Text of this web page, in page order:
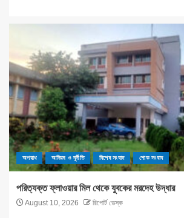
অপরাধ অনিয়ম ও দূর্নীতি বিশেষ সংবাদ শোক সংবাদ
পরিত্যক্ত ফ্লাওয়ার মিল থেকে যুবকের মরদেহ উদ্ধার
August 10, 2026 রিপোর্ট ডেস্ক